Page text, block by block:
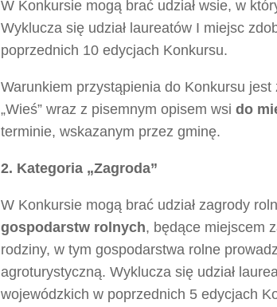
W Konkursie mogą brać udział wsie, w
Wyklucza się udział laureatów I miejsc
poprzednich 10 edycjach Konkursu.
Warunkiem przystąpienia do Konkursu jest
„Wieś” wraz z pisemnym opisem wsi do
terminie, wskazanym przez gminę.
2. Kategoria „Zagroda”
W Konkursie mogą brać udział zagrody
gospodarstw rolnych, będące miejscem
rodziny, w tym gospodarstwa rolne
agroturystyczną. Wyklucza się udział
wojewódzkich w poprzednich 5 edycjach